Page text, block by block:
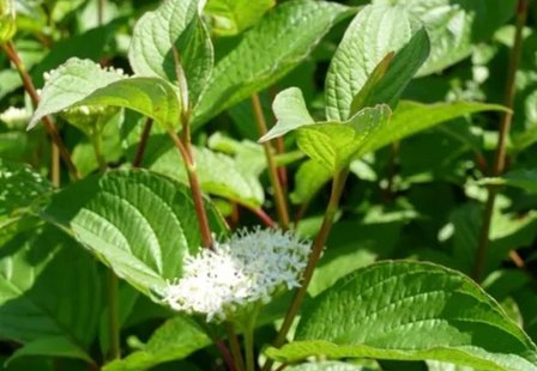
Выберите город
Обратный звонокЗаказать обратный звонок
Каталог
Семена
Грунты
Газонные травы, сидераты
Горшки, рассадники, аксессуары
Посадочный материал